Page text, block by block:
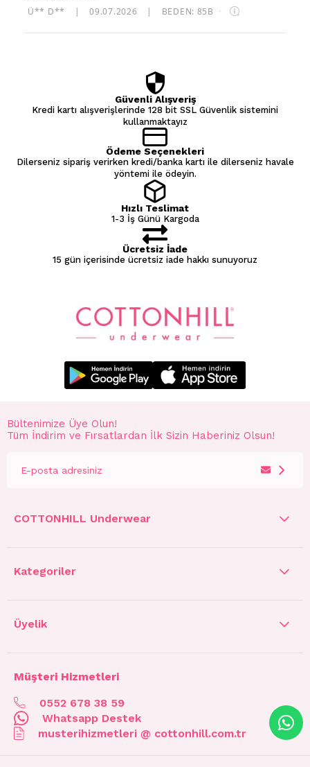
Ü** D** | 09.07.2026 | BEDEN: 85B ·
Güvenli Alışveriş
Kredi kartı alışverişlerinde 128 bit SSL Güvenlik sistemini
kullanmaktayız
Ödeme Seçenekleri
Dilerseniz sipariş verirken kredi/banka kartı ile dilerseniz havale
yöntemi ile ödeyin.
Hızlı Teslimat
1-3 İş Günü Kargoda
Ücretsiz İade
15 gün içerisinde ücretsiz iade hakkı sunuyoruz
Bültenimize Üye Olun!
Tüm İndirim ve Fırsatlardan İlk Sizin Haberiniz Olsun!
COTTONHILL Underwear
Kategoriler
Üyelik
Müşteri Hizmetleri
0552 678 38 59
Whatsapp Destek
musterihizmetleri @ cottonhill.com.tr